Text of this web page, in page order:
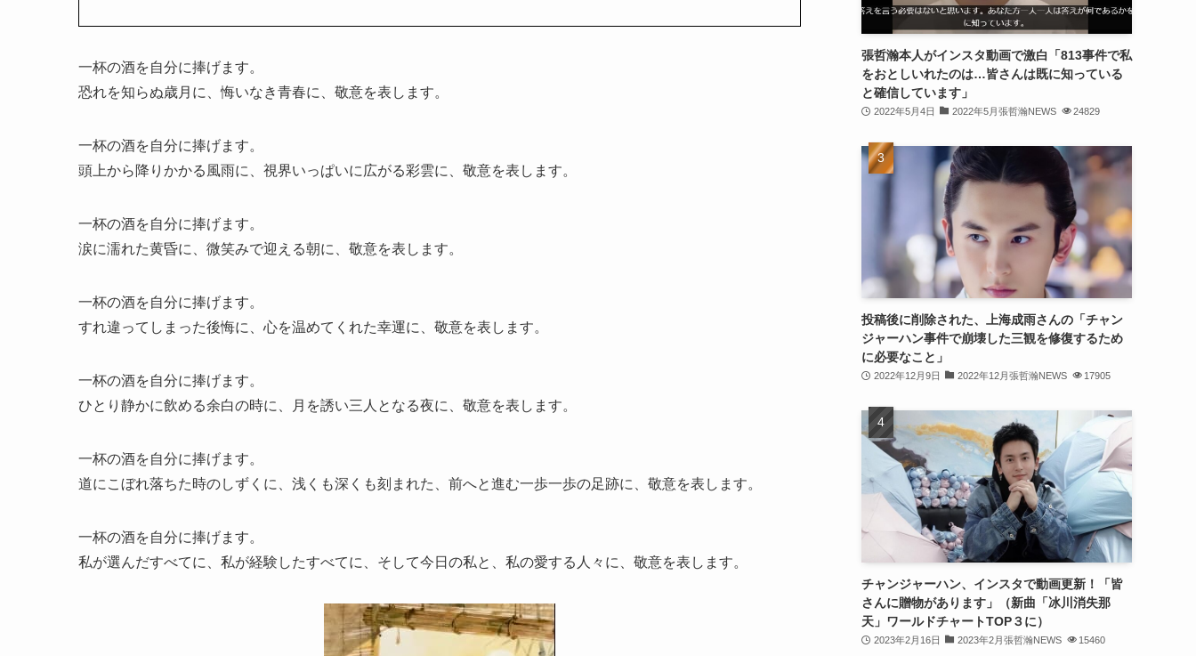
一杯の酒を自分に捧げます。
恐れを知らぬ歳月に、悔いなき青春に、敬意を表します。
一杯の酒を自分に捧げます。
頭上から降りかかる風雨に、視界いっぱいに広がる彩雲に、敬意を表します。
一杯の酒を自分に捧げます。
涙に濡れた黄昏に、微笑みで迎える朝に、敬意を表します。
一杯の酒を自分に捧げます。
すれ違ってしまった後悔に、心を温めてくれた幸運に、敬意を表します。
一杯の酒を自分に捧げます。
ひとり静かに飲める余白の時に、月を誘い三人となる夜に、敬意を表します。
一杯の酒を自分に捧げます。
道にこぼれ落ちた時のしずくに、浅くも深くも刻まれた、前へと進む一歩一歩の足跡に、敬意を表します。
一杯の酒を自分に捧げます。
私が選んだすべてに、私が経験したすべてに、そして今日の私と、私の愛する人々に、敬意を表します。
(32)
(31)
(32)
(32)
(29)
(31)
(31)
(31)
(32)
(30)
(32)
(31)
(28)
(32)
張哲瀚本人がインスタ動画で激白「813事件で私
をおとしいれたのは…皆さんは既に知っている
と確信しています」
2022年5月4日 2022年5月張哲瀚NEWS 24829
投稿後に削除された、上海成雨さんの「チャン
ジャーハン事件で崩壊した三観を修復するため
に必要なこと」
2022年12月9日 2022年12月張哲瀚NEWS 17905
チャンジャーハン、インスタで動画更新！「皆
さんに贈物があります」（新曲「冰川消失那
天」ワールドチャートTOP３に）
2023年2月16日 2023年2月張哲瀚NEWS 15460